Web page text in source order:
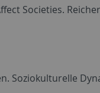
Societies.
Soziokulturelle